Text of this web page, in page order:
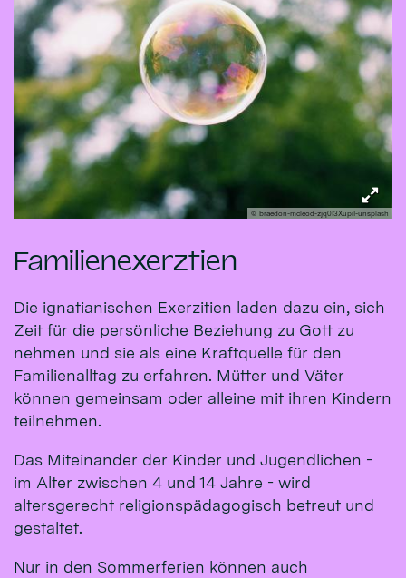
© braedon-mcleod-zjq0I3XupiI-unsplash
Familienexerztien
Die ignatianischen Exerzitien laden dazu ein, sich
Zeit für die persönliche Beziehung zu Gott zu
nehmen und sie als eine Kraftquelle für den
Familienalltag zu erfahren. Mütter und Väter
können gemeinsam oder alleine mit ihren Kindern
teilnehmen.
Das Miteinander der Kinder und Jugendlichen -
im Alter zwischen 4 und 14 Jahre - wird
altersgerecht religionspädagogisch betreut und
gestaltet.
Nur in den Sommerferien können auch